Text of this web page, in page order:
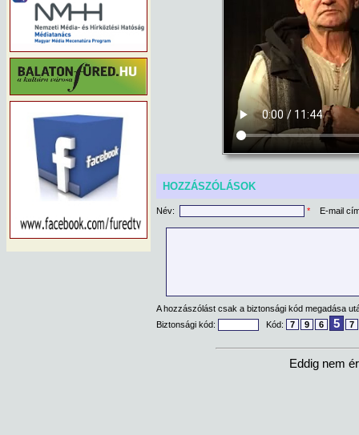
HOZZÁSZÓLÁSOK
Név: * E-mail
A hozzászólást csak a biztonsági kód megadása
Biztonsági kód:
Kód: 7 9 6 5 7
Eddig nem